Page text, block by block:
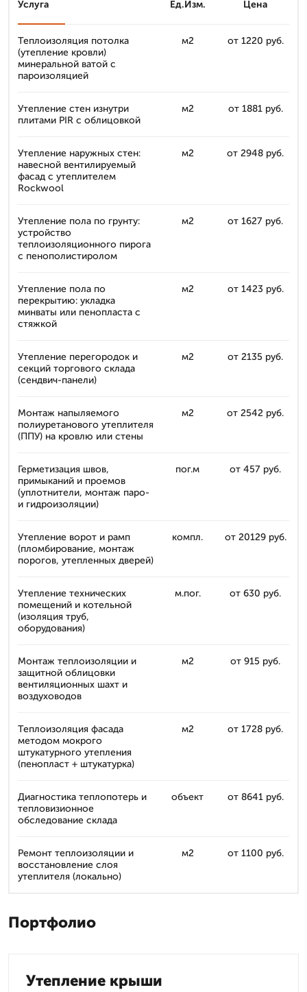
Услуга Ед.Изм. Цена
Теплоизоляция потолка
(утепление кровли)
минеральной ватой с
пароизоляцией
м2 от 1220 руб.
Утепление стен изнутри
плитами PIR с облицовкой
м2 от 1881 руб.
Утепление наружных стен:
навесной вентилируемый
фасад с утеплителем
Rockwool
м2 от 2948 руб.
Утепление пола по грунту:
устройство
теплоизоляционного пирога
с пенополистиролом
м2 от 1627 руб.
Утепление пола по
перекрытию: укладка
минваты или пенопласта с
стяжкой
м2 от 1423 руб.
Утепление перегородок и
секций торгового склада
(сендвич-панели)
м2 от 2135 руб.
Монтаж напыляемого
полиуретанового утеплителя
(ППУ) на кровлю или стены
м2 от 2542 руб.
Герметизация швов,
примыканий и проемов
(уплотнители, монтаж паро-
и гидроизоляции)
пог.м от 457 руб.
Утепление ворот и рамп
(пломбирование, монтаж
порогов, утепленных дверей)
компл. от 20129 руб.
Утепление технических
помещений и котельной
(изоляция труб,
оборудования)
м.пог. от 630 руб.
Монтаж теплоизоляции и
защитной облицовки
вентиляционных шахт и
воздуховодов
м2 от 915 руб.
Теплоизоляция фасада
методом мокрого
штукатурного утепления
(пенопласт + штукатурка)
м2 от 1728 руб.
Диагностика теплопотерь и
тепловизионное
обследование склада
объект от 8641 руб.
Ремонт теплоизоляции и
восстановление слоя
утеплителя (локально)
м2 от 1100 руб.
Портфолио
Утепление крыши